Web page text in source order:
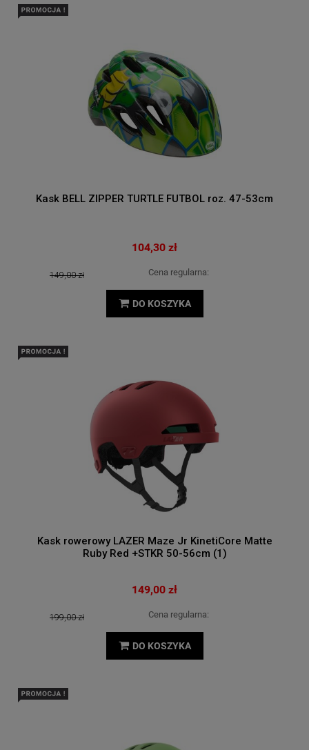
Kask BELL ZIPPER TURTLE FUTBOL roz. 47-53cm
104,30 zł
Cena regularna:
149,00 zł
DO KOSZYKA
Kask rowerowy LAZER Maze Jr KinetiCore Matte
Ruby Red +STKR 50-56cm (1)
149,00 zł
Cena regularna:
199,00 zł
DO KOSZYKA